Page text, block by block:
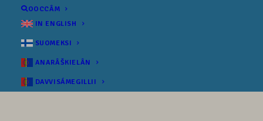
OOCCÂM
IN ENGLISH
SUOMEKSI
ANARÂŠKIELÂN
DAVVISÁMEGILLII